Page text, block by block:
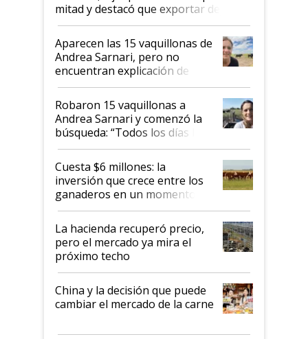
mitad y destacó que exportar dejó de
ser "para unos pocos": "Tenemos un
mandato muy claro del gobierno
nacional"
Aparecen las 15 vaquillonas de
Andrea Sarnari, pero no
encuentran explicación de
cómo llegaron allí
Robaron 15 vaquillonas a
Andrea Sarnari y comenzó la
búsqueda: “Todos los días le
toca a algún productor”
Cuesta $6 millones: la
inversión que crece entre los
ganaderos en un momento
histórico para la actividad
La hacienda recuperó precio,
pero el mercado ya mira el
próximo techo
China y la decisión que puede
cambiar el mercado de la carne